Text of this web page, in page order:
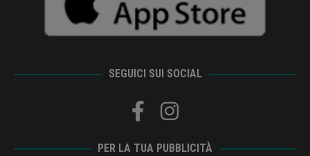
SEGUICI SUI SOCIAL
PER LA TUA PUBBLICITÀ